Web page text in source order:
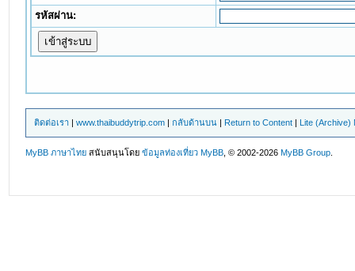
รหัสผ่าน:
ติดต่อเรา |www.thaibuddytrip.com |กลับด้านบน | Return to Content | Lite (Archive)
MyBB ภาษาไทย สนับสนุนโดยข้อมูลท่องเที่ยว MyBB , © 2002-2026MyBB Group